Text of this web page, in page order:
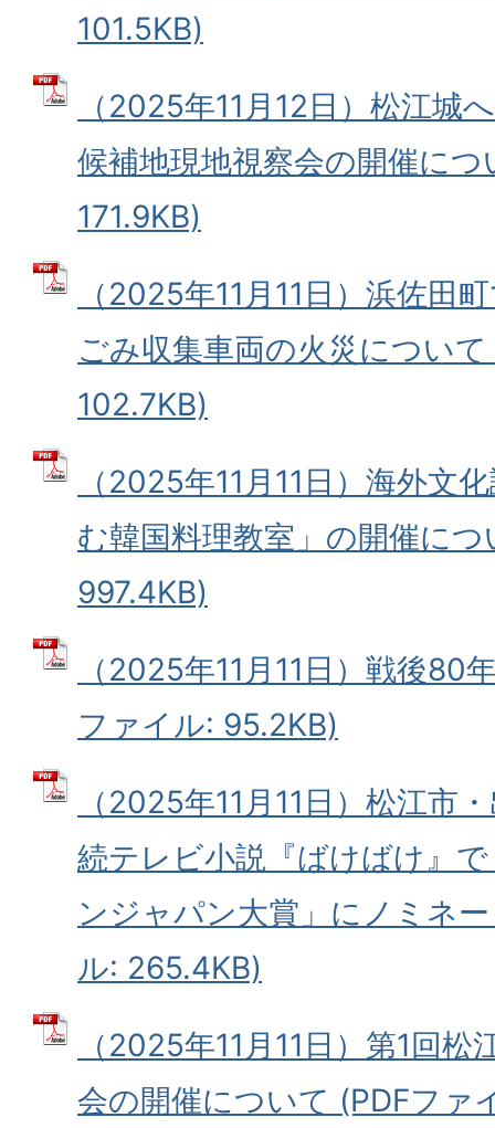
101.5KB)
（2025年11月12日）松江城
候補地現地視察会の開催に
171.9KB)
（2025年11月11日）浜佐田
ごみ収集車両の火災につい
102.7KB)
（2025年11月11日）海外文
む韓国料理教室」の開催に
997.4KB)
（2025年11月11日）戦後80
ファイル: 95.2KB)
（2025年11月11日）松江市
続テレビ小説『ばけばけ』
ンジャパン大賞」にノミネ
ル: 265.4KB)
（2025年11月11日）第1回
会の開催について (PDFファ